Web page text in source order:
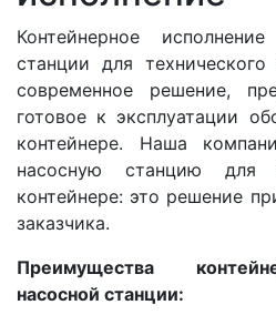
Контейнерное
станции для
современное решение,
готовое к эксплуатации
контейнере. Наша
насосную станцию
контейнере: это решение
заказчика.
Преимущества
насосной станции: